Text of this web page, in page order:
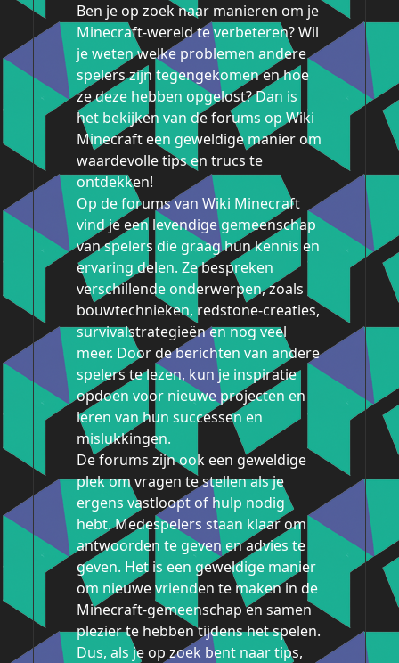
Ben je op zoek naar manieren om je
Minecraft-wereld te verbeteren? Wil
je weten welke problemen andere
spelers zijn tegengekomen en hoe
ze deze hebben opgelost? Dan is
het bekijken van de forums op Wiki
Minecraft een geweldige manier om
waardevolle tips en trucs te
ontdekken!
Op de forums van Wiki Minecraft
vind je een levendige gemeenschap
van spelers die graag hun kennis en
ervaring delen. Ze bespreken
verschillende onderwerpen, zoals
bouwtechnieken, redstone-creaties,
survivalstrategieën en nog veel
meer. Door de berichten van andere
spelers te lezen, kun je inspiratie
opdoen voor nieuwe projecten en
leren van hun successen en
mislukkingen.
De forums zijn ook een geweldige
plek om vragen te stellen als je
ergens vastloopt of hulp nodig
hebt. Medespelers staan klaar om
antwoorden te geven en advies te
geven. Het is een geweldige manier
om nieuwe vrienden te maken in de
Minecraft-gemeenschap en samen
plezier te hebben tijdens het spelen.
Dus, als je op zoek bent naar tips,